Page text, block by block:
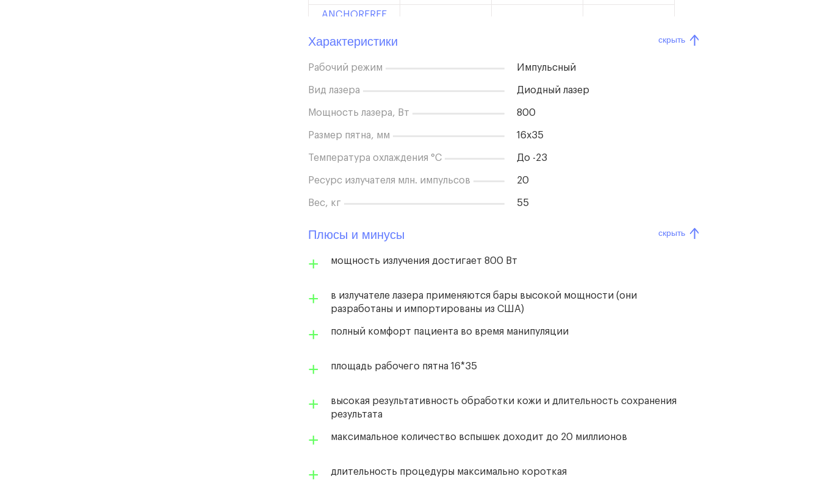
ANCHORFREE
SB King 600
Viastar 810 LL1
Характеристики скрыть
Рабочий режим Импульсный
Вид лазера Диодный лазер
Мощность лазера, Вт 800
Размер пятна, мм 16х35
Температура охлаждения °С До -23
Ресурс излучателя млн. импульсов 20
Вес, кг 55
Плюсы и минусы скрыть
мощность излучения достигает 800 Вт
в излучателе лазера применяются бары высокой мощности (они
разработаны и импортированы из США)
полный комфорт пациента во время манипуляции
площадь рабочего пятна 16*35
высокая результативность обработки кожи и длительность сохранения
результата
максимальное количество вспышек доходит до 20 миллионов
длительность процедуры максимально короткая